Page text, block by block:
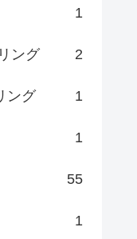
1
ング 2
ング 1
1
55
1